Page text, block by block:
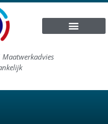
Maatwerkadvies